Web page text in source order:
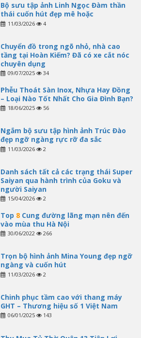
Bộ sưu tập ảnh Linh Ngọc Đàm thần
thái cuốn hút đẹp mê hoặc
11/03/2026 4
Chuyển đồ trong ngõ nhỏ, nhà cao
tầng tại Hoàn Kiếm? Đã có xe cắt nóc
chuyên dụng
09/07/2025 34
Phễu Thoát Sàn Inox, Nhựa Hay Đồng
– Loại Nào Tốt Nhất Cho Gia Đình Bạn?
18/06/2025 56
Ngắm bộ sưu tập hình ảnh Trúc Đào
đẹp ngỡ ngàng rực rỡ đa sắc
11/03/2026 2
Danh sách tất cả các trạng thái Super
Saiyan qua hành trình của Goku và
người Saiyan
15/04/2026 2
Top 8Cung đường lãng mạn nên đến
vào mùa thu Hà Nội
30/06/2022 266
Trọn bộ hình ảnh Mina Young đẹp ngỡ
ngàng và cuốn hút
11/03/2026 2
Chinh phục tầm cao với thang máy
GHT – Thương hiệu số 1 Việt Nam
06/01/2025 143